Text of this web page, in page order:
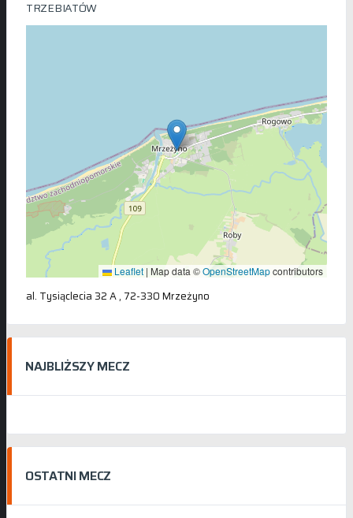
TRZEBIATÓW
Leaflet | Map data ©OpenStreetMapcontributors
al. Tysiąclecia 32 A , 72-330 Mrzeżyno
NAJBLIŻSZY MECZ
OSTATNI MECZ